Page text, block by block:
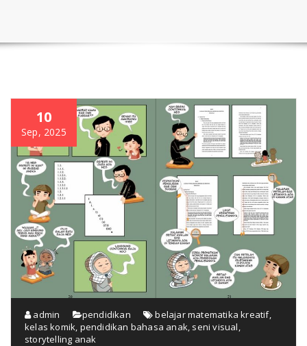
10
Sep, 2025
admin pendidikan belajar matematika kreatif,
kelas komik, pendidikan bahasa anak, seni visual,
storytelling anak